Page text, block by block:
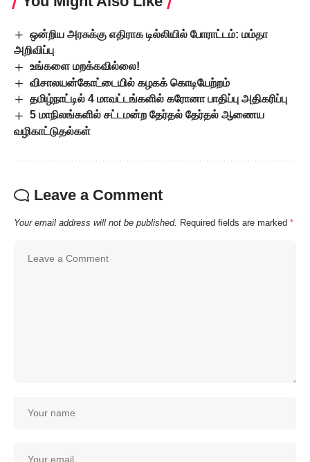
ஒன்றிய அரசுக்கு எதிராக டில்லியில் போராட்டம்: மம்தா
அறிவிப்பு
உங்களை மறக்கவில்லை!
விசாலயன்கோட்டையில் கழகக் கொடியேற்றம்
தமிழ்நாட்டில் 4 மாவட்டங்களில் கரோனா பாதிப்பு அதிகரிப்பு
5 மாநிலங்களில் சட்டமன்ற தேர்தல் தேர்தல் ஆணைய
வழிகாட்டுதல்கள்
Leave a Comment
Your email address will not be published. Required fields are marked *